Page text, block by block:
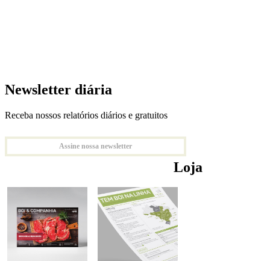
Newsletter diária
Receba nossos relatórios diários e gratuitos
Assine nossa newsletter
Loja